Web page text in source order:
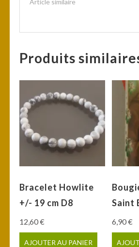
Article similaire
Produits
Bracelet Howlite
+/- 19 cm D8
12,60€
AJOUTER AU PANIER
Saint
6,90€